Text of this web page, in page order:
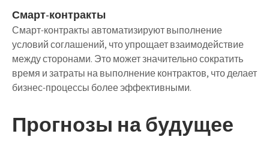
Смарт-контракты
Смарт-контракты автоматизируют выполнение
условий соглашений, что упрощает взаимодействие
между сторонами. Это может значительно сократить
время и затраты на выполнение контрактов, что делает
бизнес-процессы более эффективными.
Прогнозы на будущее